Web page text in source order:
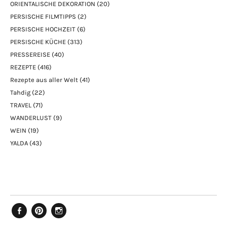
ORIENTALISCHE DEKORATION (20)
PERSISCHE FILMTIPPS (2)
PERSISCHE HOCHZEIT (6)
PERSISCHE KÜCHE (313)
PRESSEREISE (40)
REZEPTE (416)
Rezepte aus aller Welt (41)
Tahdig (22)
TRAVEL (71)
WANDERLUST (9)
WEIN (19)
YALDA (43)